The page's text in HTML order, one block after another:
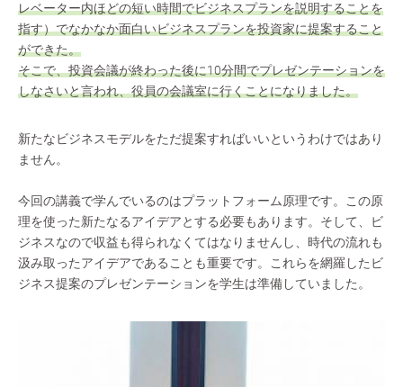
レベーター内ほどの短い時間でビジネスプランを説明することを
指す）でなかなか面白いビジネスプランを投資家に提案すること
ができた。
そこで、投資会議が終わった後に10分間でプレゼンテーションを
しなさいと言われ、役員の会議室に行くことになりました。
新たなビジネスモデルをただ提案すればいいというわけではあり
ません。
今回の講義で学んでいるのはプラットフォーム原理です。この原
理を使った新たなるアイデアとする必要もあります。そして、ビ
ジネスなので収益も得られなくてはなりませんし、時代の流れも
汲み取ったアイデアであることも重要です。これらを網羅したビ
ジネス提案のプレゼンテーションを学生は準備していました。